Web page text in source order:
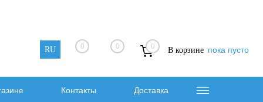
RU 0 0 0 В корзине пока пусто
Контакты Доставка